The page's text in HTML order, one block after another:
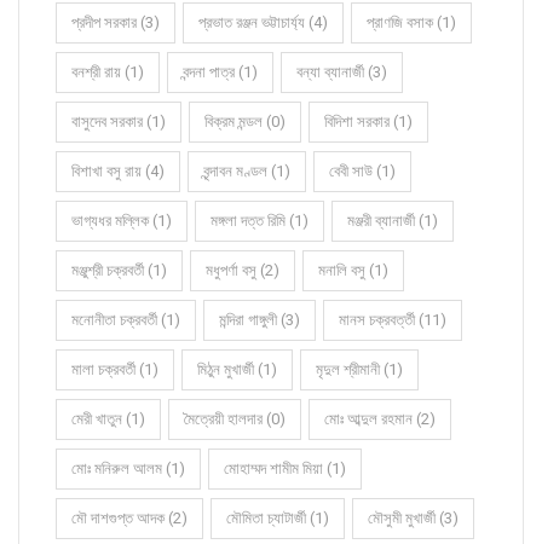
প্রদীপ সরকার (3) প্রভাত রঞ্জন ভট্টাচার্য্য (4) প্রাণজি বসাক (1)
বনশ্রী রায় (1) বন্দনা পাত্র (1) বন্যা ব্যানার্জী (3)
বাসুদেব সরকার (1) বিক্রম মন্ডল (0) বিদিশা সরকার (1)
বিশাখা বসু রায় (4) বৃন্দাবন মণ্ডল (1) বেবী সাউ (1)
ভাগ্যধর মল্লিক (1) মঙ্গলা দত্ত রিমি (1) মঞ্জরী ব্যানার্জী (1)
মঞ্জুশ্রী চক্রবর্তী (1) মধুপর্ণা বসু (2) মনালি বসু (1)
মনোনীতা চক্রবর্তী (1) মন্দিরা গাঙ্গুলী (3) মানস চক্রবর্ত্তী (11)
মালা চক্রবর্তী (1) মিঠুন মুখার্জী (1) মৃদুল শ্রীমানী (1)
মেরী খাতুন (1) মৈত্রেয়ী হালদার (0) মোঃ আব্দুল রহমান (2)
মোঃ মনিরুল আলম (1) মোহাম্মদ শামীম মিয়া (1)
মৌ দাশগুপ্ত আদক (2) মৌমিতা চ্যাটার্জী (1) মৌসুমী মুখার্জী (3)